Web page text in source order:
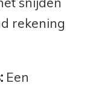
rekening
Een